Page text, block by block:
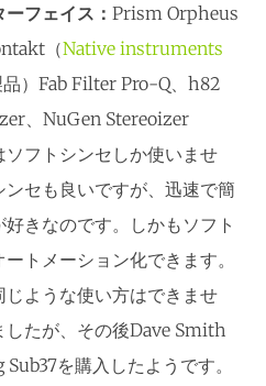
フェイス： Prism Orpheus
（Native instruments
品）Fab Filter Pro-Q、h82
、NuGen Stereoizer
ソフトシンセしか使いませ
ンセも良いですが、迅速で簡
きなのです。しかもソフト
トメーション化できます。
ような使い方はできませ
したが、その後Dave Smith
を購入したようです。